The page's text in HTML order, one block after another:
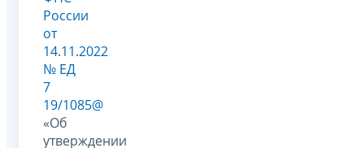
России
от
14.11.2022
№ ЕД
7
19/1085@
«Об
утверждении